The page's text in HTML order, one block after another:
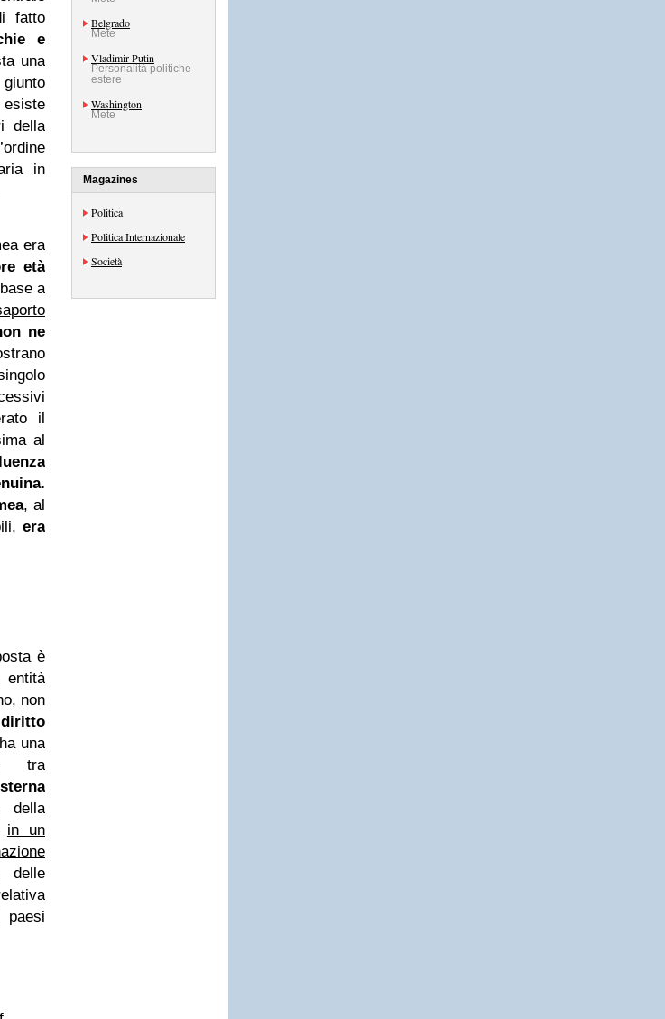
fatto
e
una
esiste
della
in
era
età
a
ne
il
al
, al
era
è
entità
non
diritto
una
tra
della
in un
delle
Belgrado
Mete
Vladimir Putin
Personalità politiche
estere
Washington
Mete
Magazines
Politica
Politica Internazionale
Società